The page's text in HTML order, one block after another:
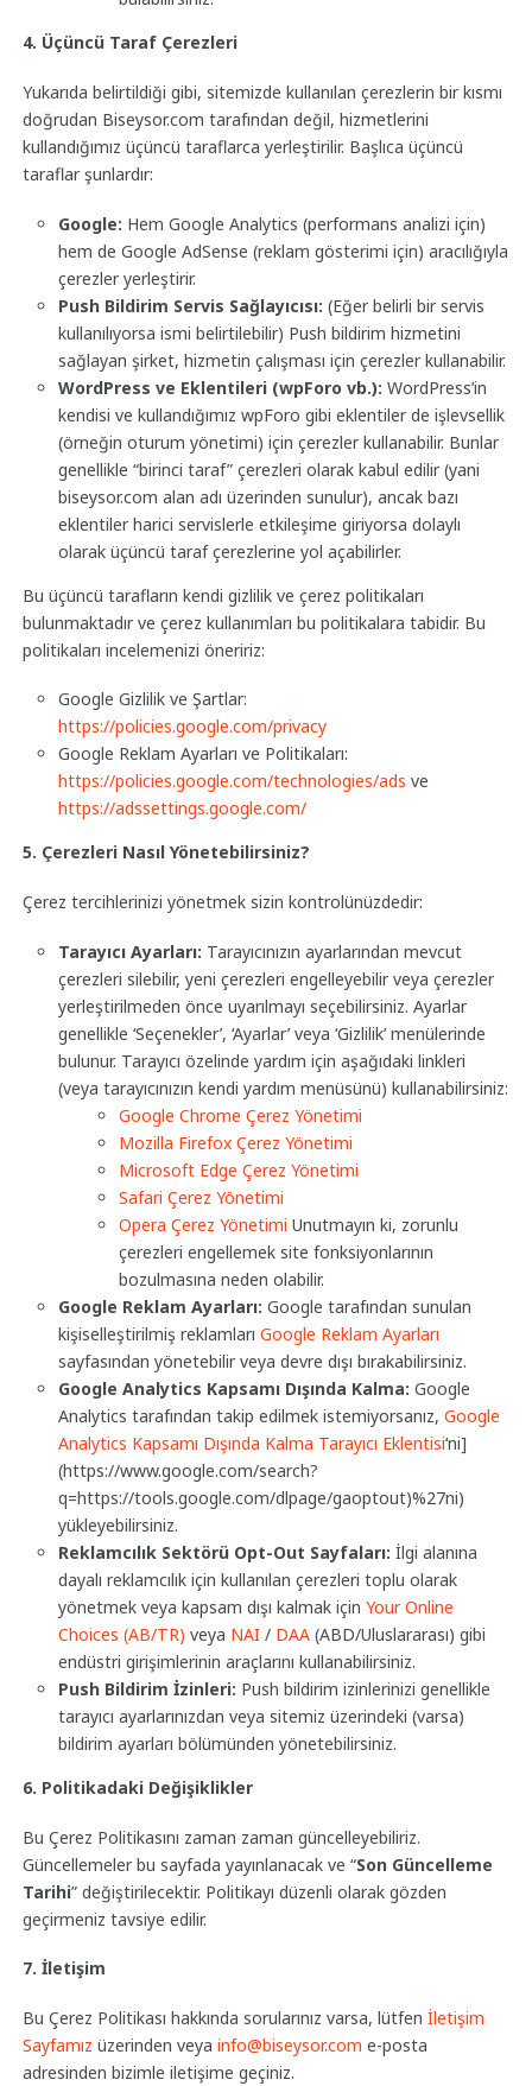
4. Üçüncü Taraf Çerezleri
Yukarıda belirtildiği gibi, sitemizde kullanılan çerezlerin bir kısmı
doğrudan Biseysor.com tarafından değil, hizmetlerini
kullandığımız üçüncü taraflarca yerleştirilir. Başlıca üçüncü
taraflar şunlardır:
Google: Hem Google Analytics (performans analizi için)
hem de Google AdSense (reklam gösterimi için) aracılığıyla
çerezler yerleştirir.
Push Bildirim Servis Sağlayıcısı: (Eğer belirli bir servis
kullanılıyorsa ismi belirtilebilir) Push bildirim hizmetini
sağlayan şirket, hizmetin çalışması için çerezler kullanabilir.
WordPress ve Eklentileri (wpForo vb.): WordPress’in
kendisi ve kullandığımız wpForo gibi eklentiler de işlevsellik
(örneğin oturum yönetimi) için çerezler kullanabilir. Bunlar
genellikle “birinci taraf” çerezleri olarak kabul edilir (yani
biseysor.com alan adı üzerinden sunulur), ancak bazı
eklentiler harici servislerle etkileşime giriyorsa dolaylı
olarak üçüncü taraf çerezlerine yol açabilirler.
Bu üçüncü tarafların kendi gizlilik ve çerez politikaları
bulunmaktadır ve çerez kullanımları bu politikalara tabidir. Bu
politikaları incelemenizi öneririz:
Google Gizlilik ve Şartlar:
https://policies.google.com/privacy
Google Reklam Ayarları ve Politikaları:
https://policies.google.com/technologies/ads ve
https://adssettings.google.com/
5. Çerezleri Nasıl Yönetebilirsiniz?
Çerez tercihlerinizi yönetmek sizin kontrolünüzdedir:
Tarayıcı Ayarları: Tarayıcınızın ayarlarından mevcut
çerezleri silebilir, yeni çerezleri engelleyebilir veya çerezler
yerleştirilmeden önce uyarılmayı seçebilirsiniz. Ayarlar
genellikle ‘Seçenekler’, ‘Ayarlar’ veya ‘Gizlilik’ menülerinde
bulunur. Tarayıcı özelinde yardım için aşağıdaki linkleri
(veya tarayıcınızın kendi yardım menüsünü) kullanabilirsiniz:
Google Chrome Çerez Yönetimi
Mozilla Firefox Çerez Yönetimi
Microsoft Edge Çerez Yönetimi
Safari Çerez Yönetimi
Opera Çerez Yönetimi Unutmayın ki, zorunlu
çerezleri engellemek site fonksiyonlarının
bozulmasına neden olabilir.
Google Reklam Ayarları: Google tarafından sunulan
kişiselleştirilmiş reklamları Google Reklam Ayarları
sayfasından yönetebilir veya devre dışı bırakabilirsiniz.
Google Analytics Kapsamı Dışında Kalma: Google
Analytics tarafından takip edilmek istemiyorsanız, Google
Analytics Kapsamı Dışında Kalma Tarayıcı Eklentisi‘ni]
(https://www.google.com/search?
q=https://tools.google.com/dlpage/gaoptout)%27ni)
yükleyebilirsiniz.
Reklamcılık Sektörü Opt-Out Sayfaları: İlgi alanına
dayalı reklamcılık için kullanılan çerezleri toplu olarak
yönetmek veya kapsam dışı kalmak için Your Online
Choices (AB/TR) veya NAI/ DAA(ABD/Uluslararası) gibi
endüstri girişimlerinin araçlarını kullanabilirsiniz.
Push Bildirim İzinleri: Push bildirim izinlerinizi genellikle
tarayıcı ayarlarınızdan veya sitemiz üzerindeki (varsa)
bildirim ayarları bölümünden yönetebilirsiniz.
6. Politikadaki Değişiklikler
Bu Çerez Politikasını zaman zaman güncelleyebiliriz.
Güncellemeler bu sayfada yayınlanacak ve “Son Güncelleme
Tarihi” değiştirilecektir. Politikayı düzenli olarak gözden
geçirmeniz tavsiye edilir.
7. İletişim
Bu Çerez Politikası hakkında sorularınız varsa, lütfen İletişim
Sayfamız üzerinden veya info@biseysor.com e-posta
adresinden bizimle iletişime geçiniz.